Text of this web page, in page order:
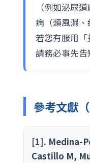
（例如泌尿
病（類風濕、
若您有服用「
請務必事先
參考文獻
[1]. Medina-
Castillo M,